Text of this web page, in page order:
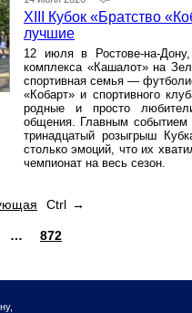
XIII Кубок «Братство
лучшие
12 июля в
комплекса «Кашалот» на
спортивная семья —
«Кобарт» и спортивного
родные и просто
общения. Главным событием
тринадцатый розыгрыш
столько эмоций, что их
чемпионат на весь сезон.
Ctrl →
… 872